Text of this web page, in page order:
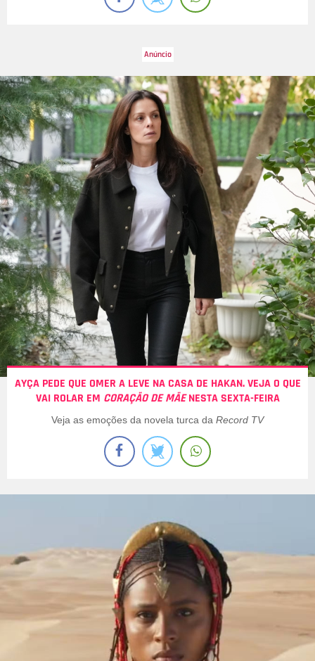
AYÇA PEDE QUE OMER A LEVE NA CASA DE HAKAN. VEJA O QUE
VAI ROLAR EM CORAÇÃO DE MÃENESTA SEXTA-FEIRA
Veja as emoções da novela turca da Record TV